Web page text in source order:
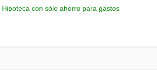
Hipoteca con sólo ahorro para gastos